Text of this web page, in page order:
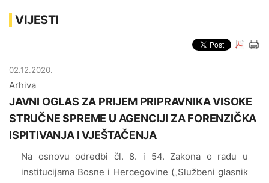
VIJESTI
02.12.2020.
Arhiva
JAVNI OGLAS ZA PRIJEM PRIPRAVNIKA VISOKE
STRUČNE SPREME U AGENCIJI ZA FORENZIČKA
ISPITIVANJA I VJEŠTAČENJA
Na osnovu odredbi čl. 8. i 54. Zakona o radu u
institucijama Bosne i Hercegovine („Službeni glasnik